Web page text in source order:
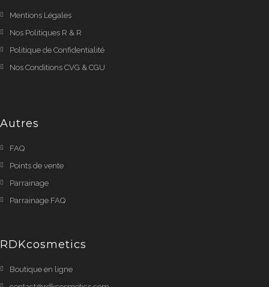
Mentions Légales
Nos Politiques R & R
Politique de Confidentialité
Nos Conditions CVG & CGU
Autres
FAQ
Points de vente
Parrainage
Parrainage FAQ
RDKcosmetics
Boutique en ligne